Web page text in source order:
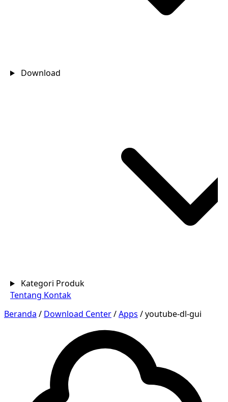
Download
Kategori Produk
Tentang Kontak
Beranda / Download Center/Apps /youtube-dl-gui